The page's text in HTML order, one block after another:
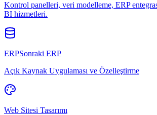
Kontrol panelleri, veri modelleme, ERP
BI hizmetleri.
ERPSonraki ERP
Açık Kaynak Uygulaması ve Özelleştirme
Web Sitesi Tasarımı